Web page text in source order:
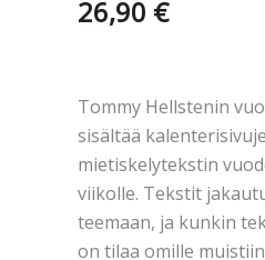
26,90 €
Tommy Hellstenin
sisältää
mietiskelytekstin
viikolle. Tekstit
teemaan, ja kunkin
on tilaa omille